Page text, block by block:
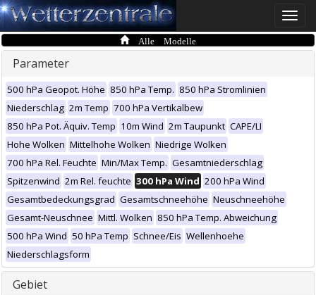
Toggle
Alle Modelle
Parameter
500 hPa Geopot. Höhe 850 hPa Temp. 850 hPa Stromlinien
Niederschlag 2m Temp 700 hPa Vertikalbew
850 hPa Pot. Äquiv. Temp 10m Wind 2m Taupunkt CAPE/LI
Hohe Wolken Mittelhohe Wolken Niedrige Wolken
700 hPa Rel. Feuchte Min/Max Temp. Gesamtniederschlag
Spitzenwind 2m Rel. feuchte 300 hPa Wind 200 hPa Wind
Gesamtbedeckungsgrad Gesamtschneehöhe Neuschneehöhe
Gesamt-Neuschnee Mittl. Wolken 850 hPa Temp. Abweichung
500 hPa Wind 50 hPa Temp Schnee/Eis Wellenhoehe
Niederschlagsform
Gebiet